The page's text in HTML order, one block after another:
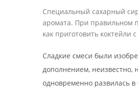
Специальный сахарный
аромата. При правильном
как приготовить
Сладкие смеси были
дополнением, неизвестно,
одновременно развилась